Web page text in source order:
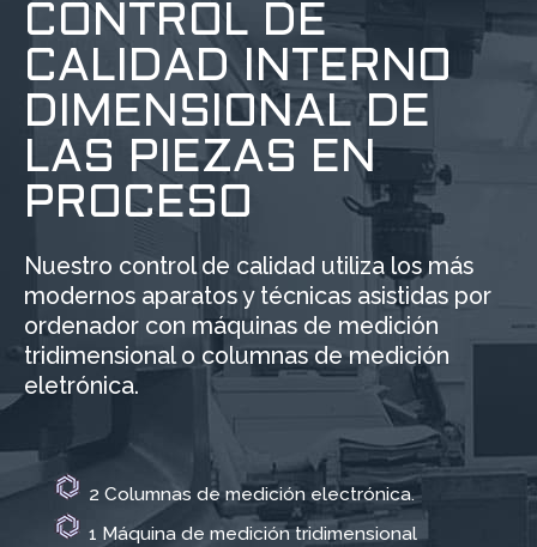
CONTROL DE
CALIDAD INTERNO
DIMENSIONAL DE
LAS PIEZAS EN
PROCESO
Nuestro control de calidad utiliza los más
modernos aparatos y técnicas asistidas por
ordenador con máquinas de medición
tridimensional o columnas de medición
eletrónica.
2 Columnas de medición electrónica.
1 Máquina de medición tridimensional